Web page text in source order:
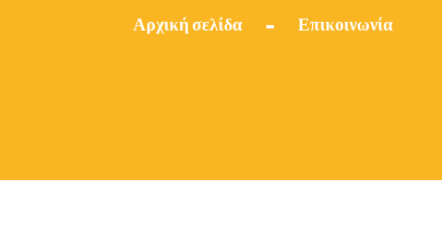
Αρχική σελίδα - Επικοινωνία